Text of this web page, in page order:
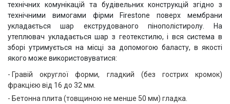
технічних комунікацій та будівельних конструкцій згідно з
технічними вимогами фірми Firestone поверх мембрани
укладається шар екструдованого пінополістиролу. На
утеплювач укладається шар з геотекстилю, і вся система в
зборі утримується на місці за допомогою баласту, в якості
якого може використовуватися:
Гравій округлої форми, гладкий (без гострих кромок)
фракцією від 16 до 32 мм.
Бетонна плита (товщиною не менше 50 мм) гладка.